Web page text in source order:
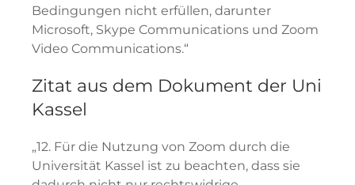
Bedingungen nicht erfüllen, darunter
Microsoft, Skype Communications und Zoom
Video Communications.“
Zitat aus dem Dokument der Uni
Kassel
„12. Für die Nutzung von Zoom durch die
Universität Kassel ist zu beachten, dass sie